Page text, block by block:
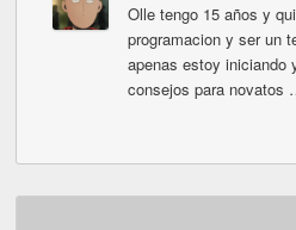
Olle tengo 15 años y
programacion y ser un
apenas estoy iniciando
consejos para novatos